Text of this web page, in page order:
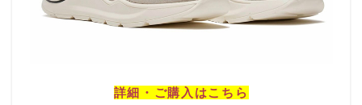
詳細・ご購入はこちら